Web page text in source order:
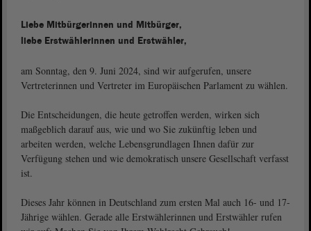
Liebe Mitbürgerinnen und Mitbürger,
liebe Erstwählerinnen und Erstwähler,
am Sonntag, den 9. Juni 2024, sind wir aufgerufen, unsere
Vertreterinnen und Vertreter im Europäischen Parlament zu wählen.
Die Entscheidungen, die heute getroffen werden, wirken sich
maßgeblich darauf aus, wie und wo Sie zukünftig leben und
arbeiten werden, welche Lebensgrundlagen Ihnen dafür zur
Verfügung stehen und wie demokratisch unsere Gesellschaft verfasst
ist.
Dieses Jahr können in Deutschland zum ersten Mal auch 16- und 17-
Jährige wählen. Gerade alle Erstwählerinnen und Erstwähler rufen